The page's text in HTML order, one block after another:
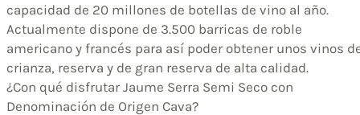
capacidad de 20 millones de botellas de vino al año.
Actualmente dispone de 3.500 barricas de roble
americano y francés para así poder obtener unos vinos
crianza, reserva y de gran reserva de alta calidad.
¿Con qué disfrutar Jaume Serra Semi Seco con
Denominación de Origen Cava?